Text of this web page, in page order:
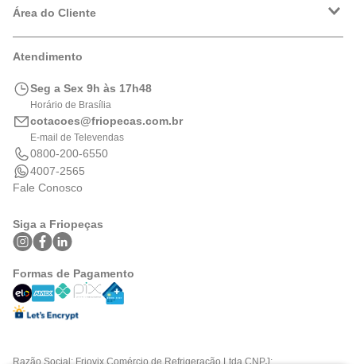
Política de Privacidade
Logística
Área do Cliente
Meus Pedidos
Portal de Boletos
Atendimento
Seg a Sex 9h às 17h48
Horário de Brasília
cotacoes@friopecas.com.br
E-mail de Televendas
0800-200-6550
4007-2565
Fale Conosco
Siga a Friopeças
Formas de Pagamento
Razão Social: Friovix Comércio de Refrigeração Ltda CNPJ: